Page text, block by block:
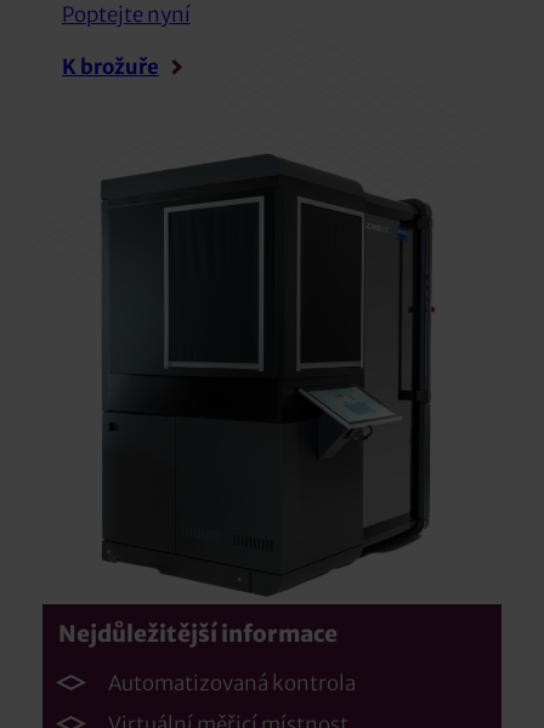
Poptejte nyní
K brožuře
Nejdůležitější informace
Automatizovaná kontrola